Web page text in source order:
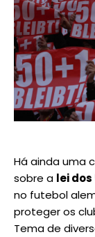
Há ainda uma
sobre a lei dos
no futebol
proteger os
Tema de